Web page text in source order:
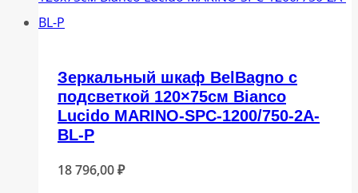
Зеркальный шкаф BelBagno с
подсветкой 120×75см Bianco
Lucido MARINO-SPC-1200/750-2A-
BL-P
18 796,00₽